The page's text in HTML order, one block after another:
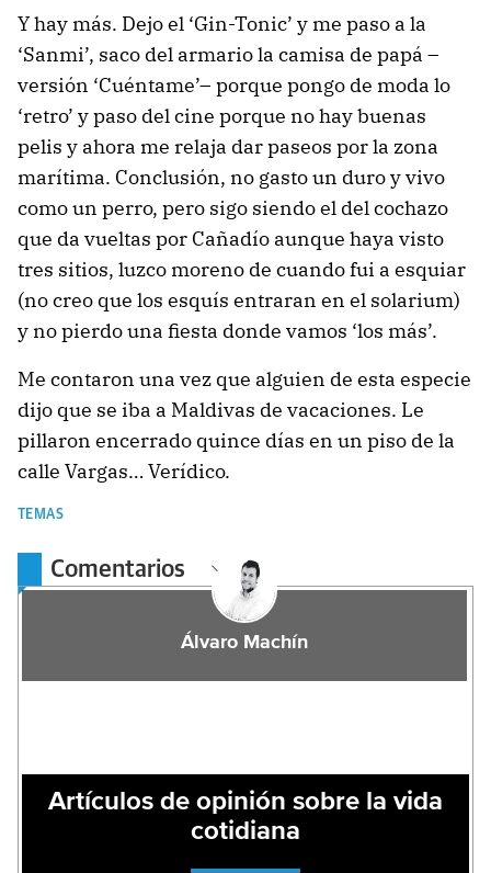
Y hay más. Dejo el ‘Gin-Tonic’ y me paso a la
‘Sanmi’, saco del armario la camisa de papá –
versión ‘Cuéntame’– porque pongo de moda lo
‘retro’ y paso del cine porque no hay buenas
pelis y ahora me relaja dar paseos por la zona
marítima. Conclusión, no gasto un duro y vivo
como un perro, pero sigo siendo el del cochazo
que da vueltas por Cañadío aunque haya visto
tres sitios, luzco moreno de cuando fui a esquiar
(no creo que los esquís entraran en el solarium)
y no pierdo una fiesta donde vamos ‘los más’.
Me contaron una vez que alguien de esta especie
dijo que se iba a Maldivas de vacaciones. Le
pillaron encerrado quince días en un piso de la
calle Vargas… Verídico.
TEMAS
Comentarios
Álvaro Machín
Artículos de opinión sobre la vida
cotidiana